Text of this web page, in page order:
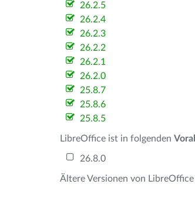
26.2.5
26.2.4
26.2.3
26.2.2
26.2.1
26.2.0
25.8.7
25.8.6
25.8.5
LibreOffice ist in folgenden
26.8.0
Ältere Versionen von